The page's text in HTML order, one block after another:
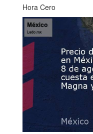
Hora Cero